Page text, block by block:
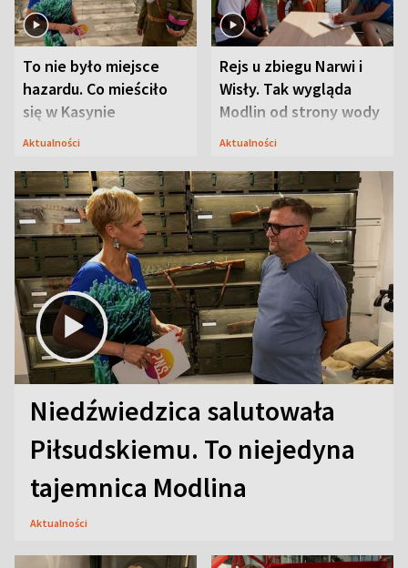
To nie było miejsce
hazardu. Co mieściło
się w Kasynie
Oficerskim?
Aktualności
Rejs u zbiegu Narwi i
Wisły. Tak wygląda
Modlin od strony wody
Aktualności
Niedźwiedzica salutowała
Piłsudskiemu. To niejedyna
tajemnica Modlina
Aktualności